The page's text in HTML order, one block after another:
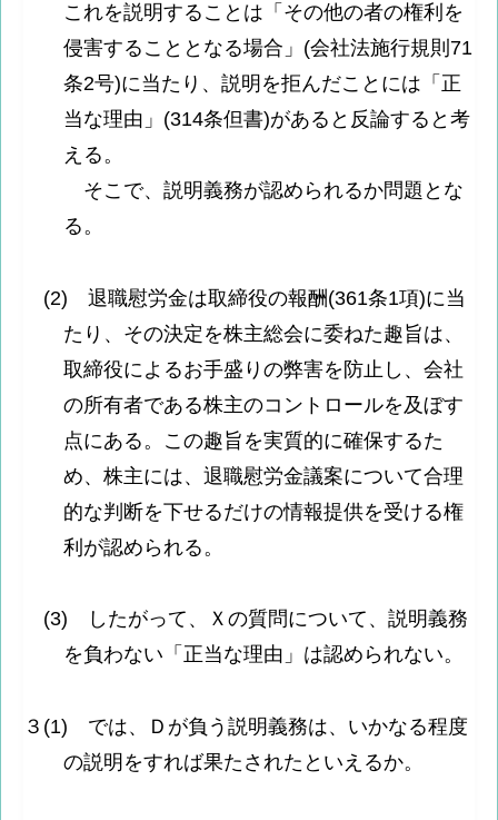
これを説明することは「その他の者の権利を
侵害することとなる場合」(会社法施行規則71
条2号)に当たり、説明を拒んだことには「正
当な理由」(314条但書)があると反論すると考
える。
そこで、説明義務が認められるか問題とな
る。
(2) 退職慰労金は取締役の報酬(361条1項)に当
たり、その決定を株主総会に委ねた趣旨は、
取締役によるお手盛りの弊害を防止し、会社
の所有者である株主のコントロールを及ぼす
点にある。この趣旨を実質的に確保するた
め、株主には、退職慰労金議案について合理
的な判断を下せるだけの情報提供を受ける権
利が認められる。
(3) したがって、Ｘの質問について、説明義務
を負わない「正当な理由」は認められない。
３(1) では、Ｄが負う説明義務は、いかなる程度
の説明をすれば果たされたといえるか。